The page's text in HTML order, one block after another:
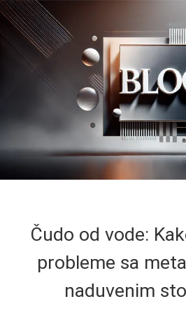
Čudo od vode:
probleme sa
naduvenim